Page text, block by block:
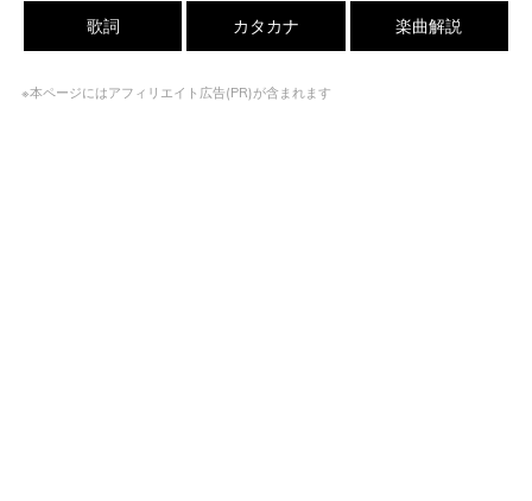
歌詞 カタカナ 楽曲解説
※本ページにはアフィリエイト広告(PR)が含まれます